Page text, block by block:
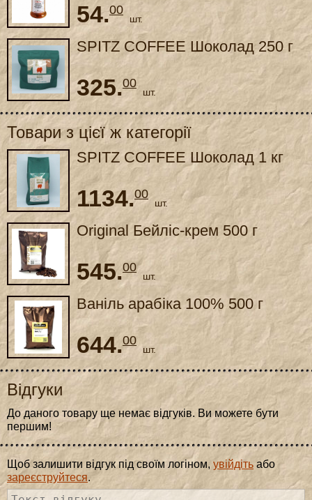
54.00
шт.
SPITZ COFFEE Шоколад 250 г
325.00
шт.
Товари з цієї ж категорії
SPITZ COFFEE Шоколад 1 кг
1134.00
шт.
Original Бейліс-крем 500 г
545.00
шт.
Ваніль арабіка 100% 500 г
644.00
шт.
Відгуки
До даного товару ще немає відгуків. Ви можете бути
першим!
Щоб залишити відгук під своїм логіном, увійдіть або
зареєструйтеся.